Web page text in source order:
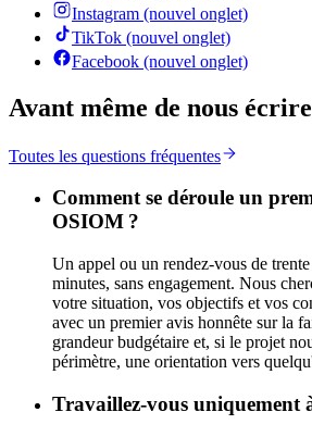
Instagram (nouvel onglet)
TikTok (nouvel onglet)
Facebook (nouvel onglet)
Avant même de nous écrire
Toutes les questions fréquentes
Comment se déroule un
OSIOM ?
Un appel ou un rendez-vous de
minutes, sans engagement. Nous
votre situation, vos objectifs et vos
avec un premier avis honnête sur la
grandeur budgétaire et, si le projet
périmètre, une orientation vers
Travaillez-vous uniquement